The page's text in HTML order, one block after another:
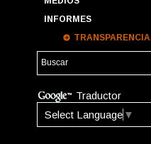
INFORMES
TRANSPARENCIA
Traductor
Select Language ▼